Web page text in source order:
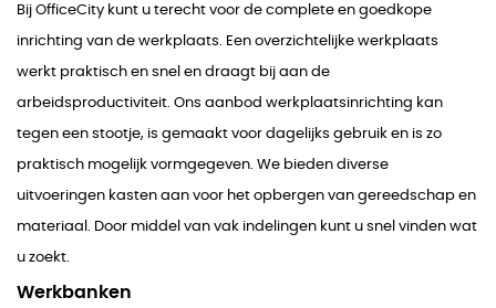
Bij OfficeCity kunt u terecht voor de complete en goedkope
inrichting van de werkplaats. Een overzichtelijke werkplaats
werkt praktisch en snel en draagt bij aan de
arbeidsproductiviteit. Ons aanbod werkplaatsinrichting kan
tegen een stootje, is gemaakt voor dagelijks gebruik en is zo
praktisch mogelijk vormgegeven. We bieden diverse
uitvoeringen kasten aan voor het opbergen van gereedschap en
materiaal. Door middel van vak indelingen kunt u snel vinden wat
u zoekt.
Werkbanken